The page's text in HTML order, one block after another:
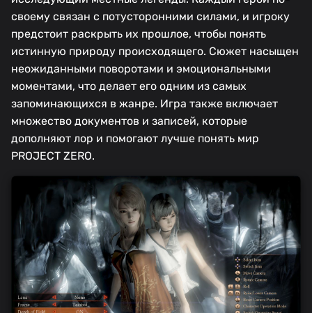
своему связан с потусторонними силами, и игроку
предстоит раскрыть их прошлое, чтобы понять
истинную природу происходящего. Сюжет насыщен
неожиданными поворотами и эмоциональными
моментами, что делает его одним из самых
запоминающихся в жанре. Игра также включает
множество документов и записей, которые
дополняют лор и помогают лучше понять мир
PROJECT ZERO.